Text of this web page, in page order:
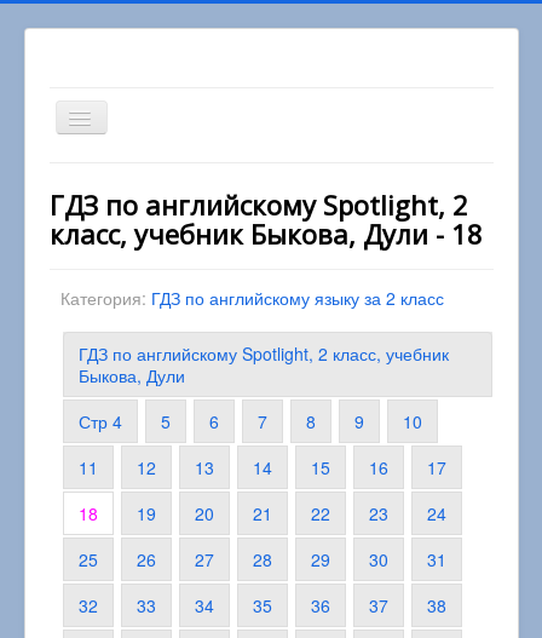
Включить/
выключить
Вы здесь:
Английский язык 2 класс
ГДЗ по английскому Spotlight, 2 класс, учебник
Быкова, Дули
ГДЗ по английскому Spotlight, 2
класс, учебник Быкова, Дули - 18
Категория: ГДЗ по английскому языку за 2 класс
ГДЗ по английскому Spotlight, 2 класс, учебник
Быкова, Дули
Стр 4
5 6 7 8 9
10
11
12 13 14 15 16
17
18
19 20 21 22 23
24
25
26 27 28 29 30
31
32
33 34 35 36 37
38